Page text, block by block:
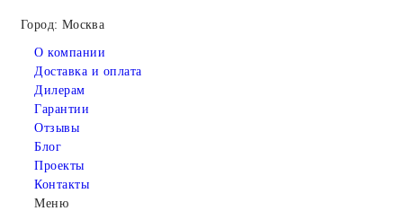
Город: Москва
О компании
Доставка и оплата
Дилерам
Гарантии
Отзывы
Блог
Проекты
Контакты
Меню